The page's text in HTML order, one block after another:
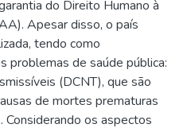
do Direito Humano à
Apesar disso, o país
tendo como
problemas de saúde pública:
(DCNT), que são
de mortes prematuras
os aspectos